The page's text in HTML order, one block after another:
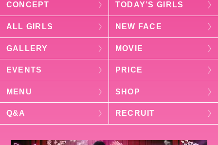
CONCEPT TODAY’S GIRLS
ALL GIRLS NEW FACE
GALLERY MOVIE
EVENTS PRICE
MENU SHOP
Q&A RECRUIT